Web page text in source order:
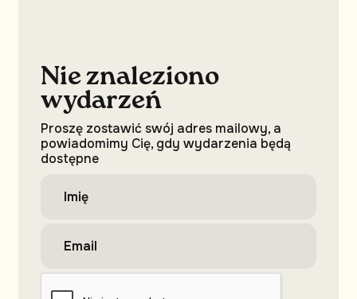
Nie znaleziono
wydarzeń
Proszę zostawić swój adres mailowy, a
powiadomimy Cię, gdy wydarzenia będą
dostępne